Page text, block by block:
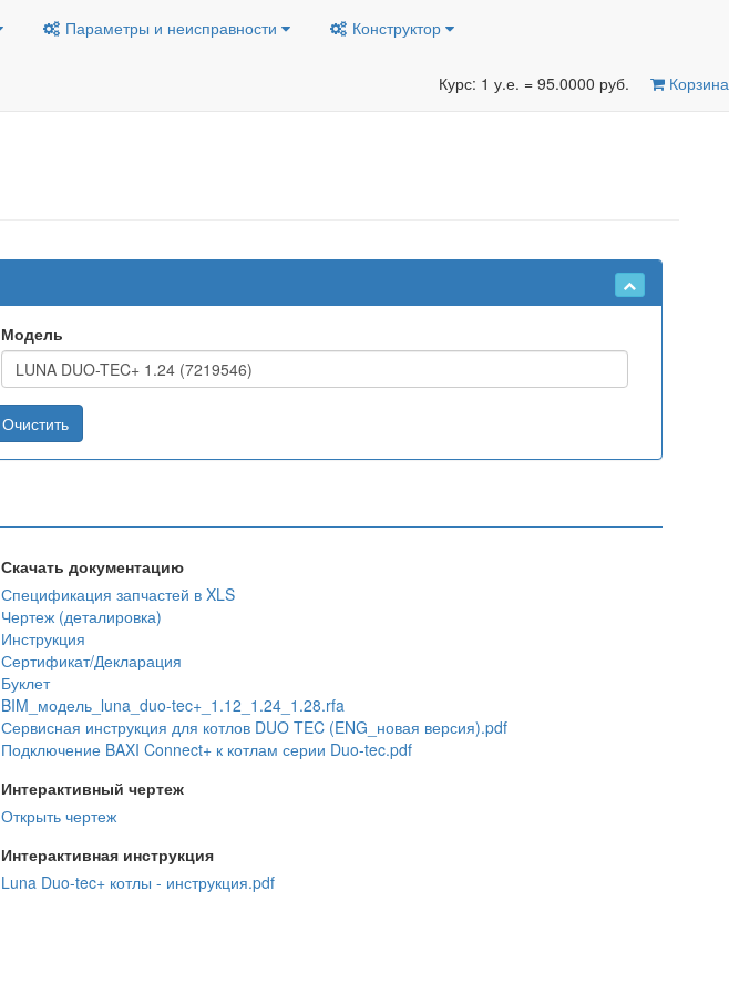
Параметры и неисправности Конструктор
Курс: 1 у.е. = 95.0000 руб. Корзина
Модель
Очистить
Скачать документацию
Спецификация запчастей в XLS
Чертеж (деталировка)
Инструкция
Сертификат/Декларация
Буклет
BIM_модель_luna_duo-tec+_1.12_1.24_1.28.rfa
Сервисная инструкция для котлов DUO TEC (ENG_новая версия).pdf
Подключение BAXI Connect+ к котлам серии Duo-tec.pdf
Интерактивный чертеж
Открыть чертеж
Интерактивная инструкция
Luna Duo-tec+ котлы - инструкция.pdf